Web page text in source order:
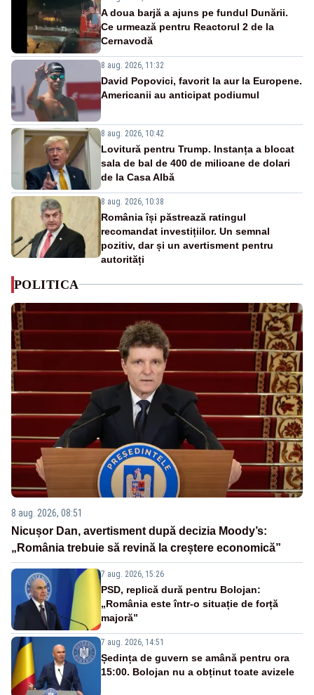
A doua barjă a ajuns pe fundul Dunării.
Ce urmează pentru Reactorul 2 de la
Cernavodă
8 aug. 2026, 11:32
David Popovici, favorit la aur la Europene.
Americanii au anticipat podiumul
8 aug. 2026, 10:42
Lovitură pentru Trump. Instanța a blocat
sala de bal de 400 de milioane de dolari
de la Casa Albă
8 aug. 2026, 10:38
România își păstrează ratingul
recomandat investițiilor. Un semnal
pozitiv, dar și un avertisment pentru
autorități
POLITICA
8 aug. 2026, 08:51
Nicușor Dan, avertisment după decizia Moody’s:
„România trebuie să revină la creștere economică”
7 aug. 2026, 15:26
PSD, replică dură pentru Bolojan:
„România este într-o situație de forță
majoră”
7 aug. 2026, 14:51
Ședința de guvern se amână pentru ora
15:00. Bolojan nu a obținut toate avizele